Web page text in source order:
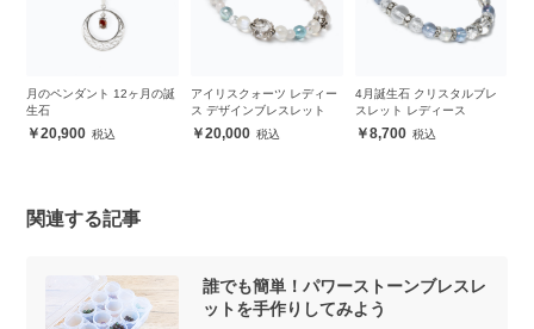
月のペンダント 12ヶ月の誕
生石
20,900
アイリスクォーツ レディー
ス デザインブレスレット
20,000
4月誕生石 クリスタルブレ
スレット レディース
8,700
関連する記事
誰でも簡単！パワーストーンブレスレ
ットを手作りしてみよう